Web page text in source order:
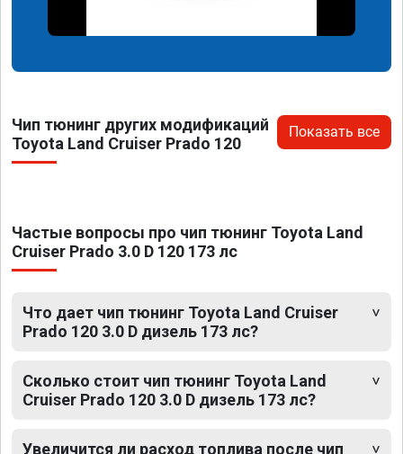
Чип тюнинг других модификаций
Toyota Land Cruiser Prado 120
Показать все
Частые вопросы про чип тюнинг Toyota Land
Cruiser Prado 3.0 D 120 173 лс
Что дает чип тюнинг Toyota Land Cruiser
Prado 120 3.0 D дизель 173 лс?
Сколько стоит чип тюнинг Toyota Land
Cruiser Prado 120 3.0 D дизель 173 лс?
Увеличится ли расход топлива после чип